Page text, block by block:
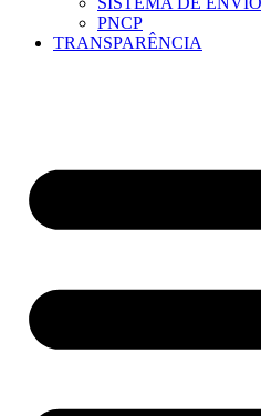
PNCP
TRANSPARÊNCIA